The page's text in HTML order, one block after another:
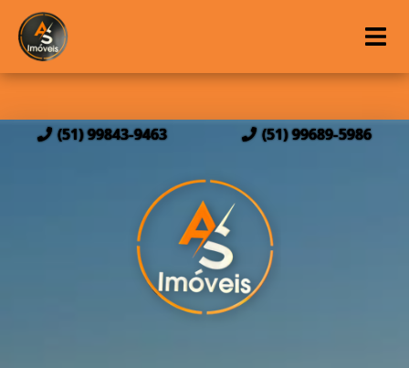
(51) 99843-9463 (51) 99689-5986